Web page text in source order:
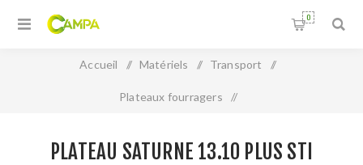
0
Accueil / Matériels / Transport /
Plateaux fourragers /
PLATEAU SATURNE 13.10 PLUS STI